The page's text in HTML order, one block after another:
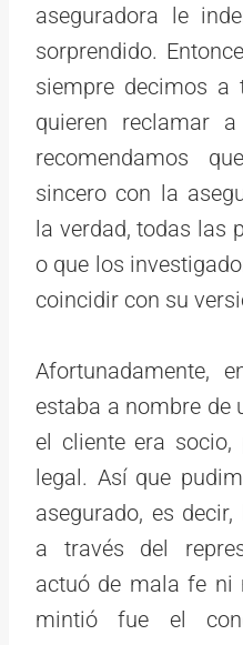
aseguradora le
sorprendido.
siempre decimos a
quieren reclamar
recomendamos
sincero con la
la verdad, todas las
o que los
coincidir con su
Afortunadamente,
estaba a nombre de
el cliente era socio,
legal. Así que
asegurado, es
a través del
actuó de mala fe ni
mintió fue el